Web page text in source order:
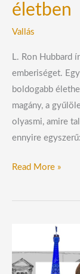
életben
Vallás
L. Ron Hubbard
emberiséget.
boldogabb
magány, a
olyasmi, amire
ennyire
Read More »
Kultuszellenesség
Franciaországban,
2024-